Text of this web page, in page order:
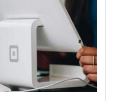
Qonto dispose
aux besoins des